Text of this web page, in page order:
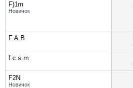
F)1m
Новичок
F.A.B
f.c.s.m
F2N
Новичок